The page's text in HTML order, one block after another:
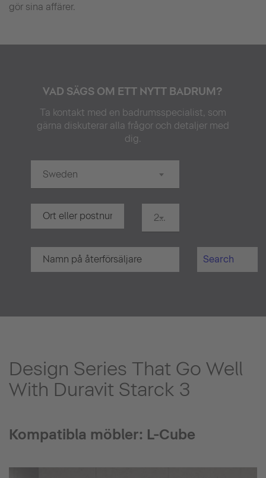
gör sina affärer.
VAD SÄGS OM ETT NYTT BADRUM?
Ta kontakt med en badrumsspecialist, som
gärna diskuterar alla frågor och detaljer med
dig.
Sweden
20 km
Search
Design Series That Go Well
With Duravit Starck 3
Kompatibla möbler: L-Cube